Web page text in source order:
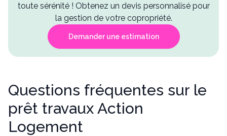
toute sérénité ! Obtenez un devis personnalisé pour
la gestion de votre copropriété.
Demander une estimation
Questions fréquentes sur le
prêt travaux Action
Logement